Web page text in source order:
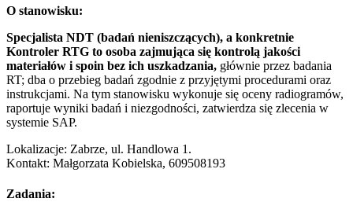
O stanowisku:
Specjalista NDT (badań nieniszczących), a konkretnie
Kontroler RTG to osoba zajmująca się kontrolą jakości
materiałów i spoin bez ich uszkadzania, głównie przez badania
RT; dba o przebieg badań zgodnie z przyjętymi procedurami oraz
instrukcjami. Na tym stanowisku wykonuje się oceny radiogramów,
raportuje wyniki badań i niezgodności, zatwierdza się zlecenia w
systemie SAP.
Lokalizacje: Zabrze, ul. Handlowa 1.
Kontakt: Małgorzata Kobielska, 609508193
Zadania: